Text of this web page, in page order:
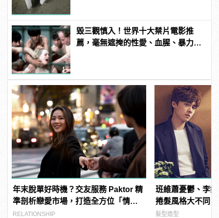
毀三觀慎入！世界十大禁片電影推
薦，毫無遮掩的性愛、血腥、暴力、
年末脫單好時機？交友服務 Paktor 精
準剖析戀愛市場，打造全方位「情感
專家」
RELATIONSHIP
班維蕭憂鬱、李
捲髮風格大不同！
髮型造型